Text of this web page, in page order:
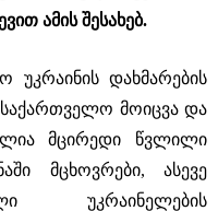
ამის შესახებ.
უკრაინის დახმარების
მოიცვა და
მცირედი წვლილი
მცხოვრები, ასევე
უკრაინელების